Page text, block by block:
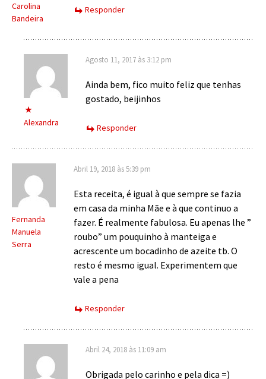
Carolina
Bandeira
Responder
Alexandra
Agosto 11, 2017 às 3:12 pm
Ainda bem, fico muito feliz que tenhas
gostado, beijinhos
Responder
Fernanda
Manuela
Serra
Abril 19, 2018 às 5:39 pm
Esta receita, é igual à que sempre se fazia
em casa da minha Mãe e à que continuo a
fazer. É realmente fabulosa. Eu apenas lhe ”
roubo” um pouquinho à manteiga e
acrescente um bocadinho de azeite tb. O
resto é mesmo igual. Experimentem que
vale a pena
Responder
Abril 24, 2018 às 11:09 am
Obrigada pelo carinho e pela dica =)